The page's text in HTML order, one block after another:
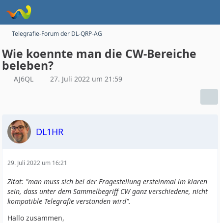
Telegrafie-Forum der DL-QRP-AG
Wie koennte man die CW-Bereiche
beleben?
AJ6QL 27. Juli 2022 um 21:59
DL1HR
29. Juli 2022 um 16:21
Zitat: "man muss sich bei der Fragestellung ersteinmal im klaren
sein, dass unter dem Sammelbegriff CW ganz verschiedene, nicht
kompatible Telegrafie verstanden wird".
Hallo zusammen,